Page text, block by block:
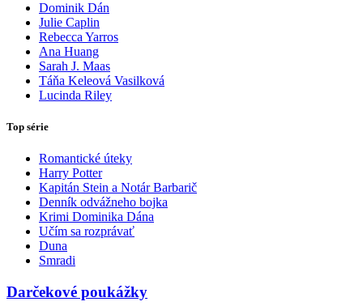
Dominik Dán
Julie Caplin
Rebecca Yarros
Ana Huang
Sarah J. Maas
Táňa Keleová Vasilková
Lucinda Riley
Top série
Romantické úteky
Harry Potter
Kapitán Stein a Notár Barbarič
Denník odvážneho bojka
Krimi Dominika Dána
Učím sa rozprávať
Duna
Smradi
Darčekové poukážky